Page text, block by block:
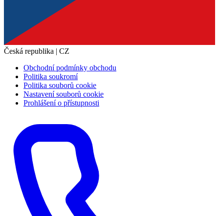
Česká republika | CZ
Obchodní podmínky obchodu
Politika soukromí
Politika souborů cookie
Nastavení souborů cookie
Prohlášení o přístupnosti